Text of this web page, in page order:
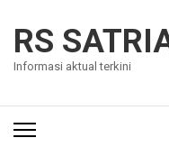
content
(Press
RS
Informasi aktual terkini